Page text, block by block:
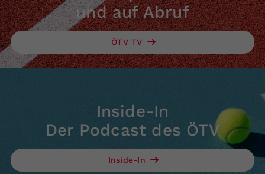
und auf Abruf
ÖTV TV
Inside-In
Der Podcast des ÖTV
Inside-In